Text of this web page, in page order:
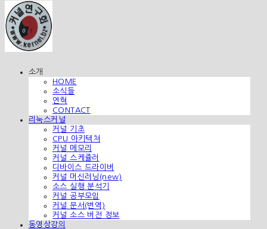
소개
HOME
소식들
연혁
CONTACT
리눅스커널
커널 기초
CPU 아키텍쳐
커널 메모리
커널 스케쥴러
디바이스 드라이버
커널 머신러닝(new)
소스 실행 분석기
커널 공부모임
커널 문서(번역)
커널 소스 버전 정보
동영상강의